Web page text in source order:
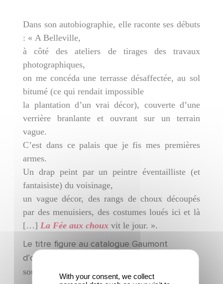
Dans son autobiographie, elle raconte ses débuts
: « A Belleville,
à côté des ateliers de tirages des travaux
photographiques,
on me concéda une terrasse désaffectée, au sol
bitumé (ce qui rendait impossible
la plantation d’un vrai décor), couverte d’une
verrière branlante et ouvrant sur un terrain
vague.
C’est dans ce palais que je fis mes premières
armes.
Un drap peint par un peintre éventailliste (et
fantaisiste) du voisinage,
un vague décor, des rangs de choux découpés
par des menuisiers, des costumes loués ici et là
[…] La Fée aux choux vit le jour. ».
Le titre figure au catalogue Gaumont
d’octobre 1900
sous le titre La Naissance des enfants
With your consent, we collect